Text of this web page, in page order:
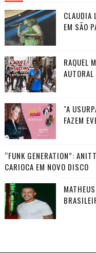
CLAUDIA
EM SÃO
RAQUEL
"A
FAZEM
“FUNK GENERATION”:
CARIOCA EM NOVO DISCO